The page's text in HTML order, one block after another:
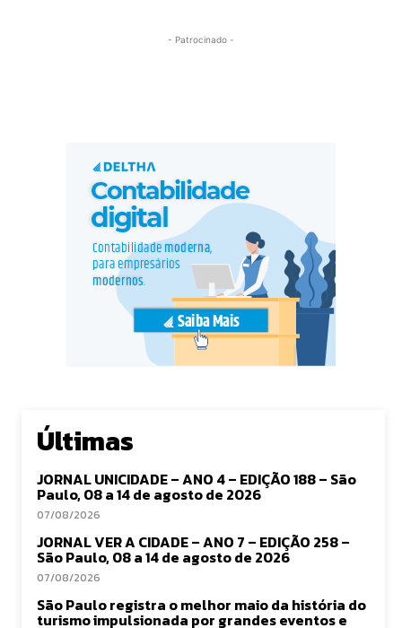
- Patrocinado -
Últimas
JORNAL UNICIDADE – ANO 4 – EDIÇÃO 188 – São
Paulo, 08 a 14 de agosto de 2026
07/08/2026
JORNAL VER A CIDADE – ANO 7 – EDIÇÃO 258 –
São Paulo, 08 a 14 de agosto de 2026
07/08/2026
São Paulo registra o melhor maio da história do
turismo impulsionada por grandes eventos e